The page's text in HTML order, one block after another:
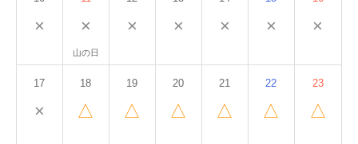
× ×
山の日
× × × × ×
17
×
18
△
19
△
20
△
21
△
22
△
23
△